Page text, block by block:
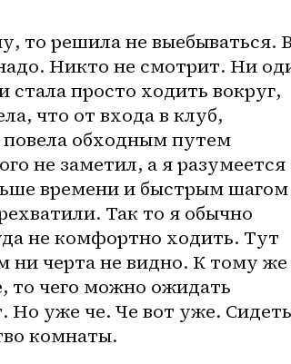
то решила не выебываться.
Никто не смотрит. Ни
стала просто ходить вокруг,
что от входа в клуб,
обходным путем
не заметил, а я разумеется
времени и быстрым шагом
Так то я обычно
не комфортно ходить. Тут
ни черта не видно. К тому же
то чего можно ожидать
Но уже че. Че вот уже.
комнаты.